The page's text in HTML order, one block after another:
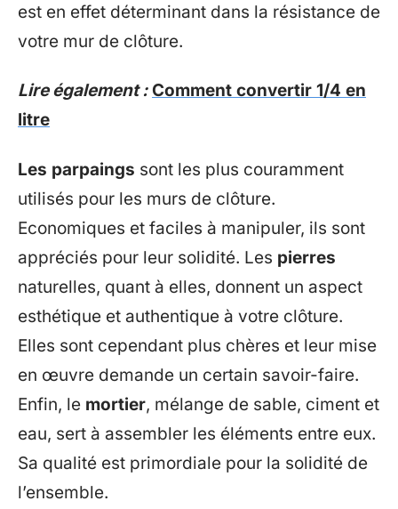
est en effet déterminant dans la résistance de
votre mur de clôture.
Lire également : Comment convertir 1/4 en
litre
Les parpaings sont les plus couramment
utilisés pour les murs de clôture.
Economiques et faciles à manipuler, ils sont
appréciés pour leur solidité. Les pierres
naturelles, quant à elles, donnent un aspect
esthétique et authentique à votre clôture.
Elles sont cependant plus chères et leur mise
en œuvre demande un certain savoir-faire.
Enfin, le mortier, mélange de sable, ciment et
eau, sert à assembler les éléments entre eux.
Sa qualité est primordiale pour la solidité de
l’ensemble.